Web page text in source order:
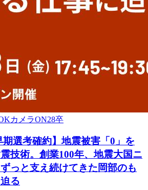
カメラON28卒
期選考確約】地震被害「0」を
技術。創業100年、地震大国ニ
っと支え続けてきた岡部のも
る